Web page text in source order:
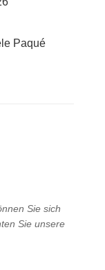
Paqué
Sie sich
Sie unsere